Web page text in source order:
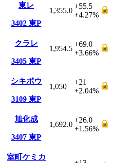
東レ
3402 東P
1,355.0
+55.5
+4.27%
クラレ
3405 東P
1,954.5
+69.0
+3.66%
シキボウ
3109 東P
1,050
+21
+2.04%
旭化成
3407 東P
1,692.0
+26.0
+1.56%
室町ケミカ